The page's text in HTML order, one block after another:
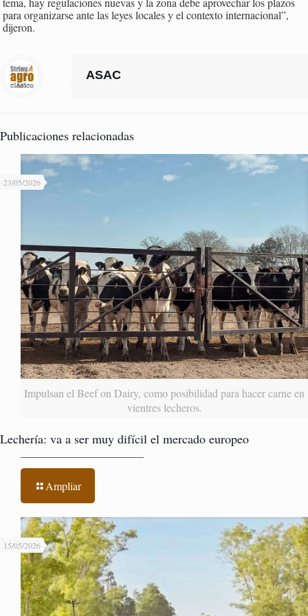
para organizarse ante las leyes locales y el contexto internacional”,
dijeron.
ASAC
Publicaciones relacionadas
Impulsan el Beef on Dairy, como posibilidad para hacer carne en
vientres lecheros.
23/05/2026
Lechería: va a ser muy difícil el mercado europeo
Ampliar
15/05/2026